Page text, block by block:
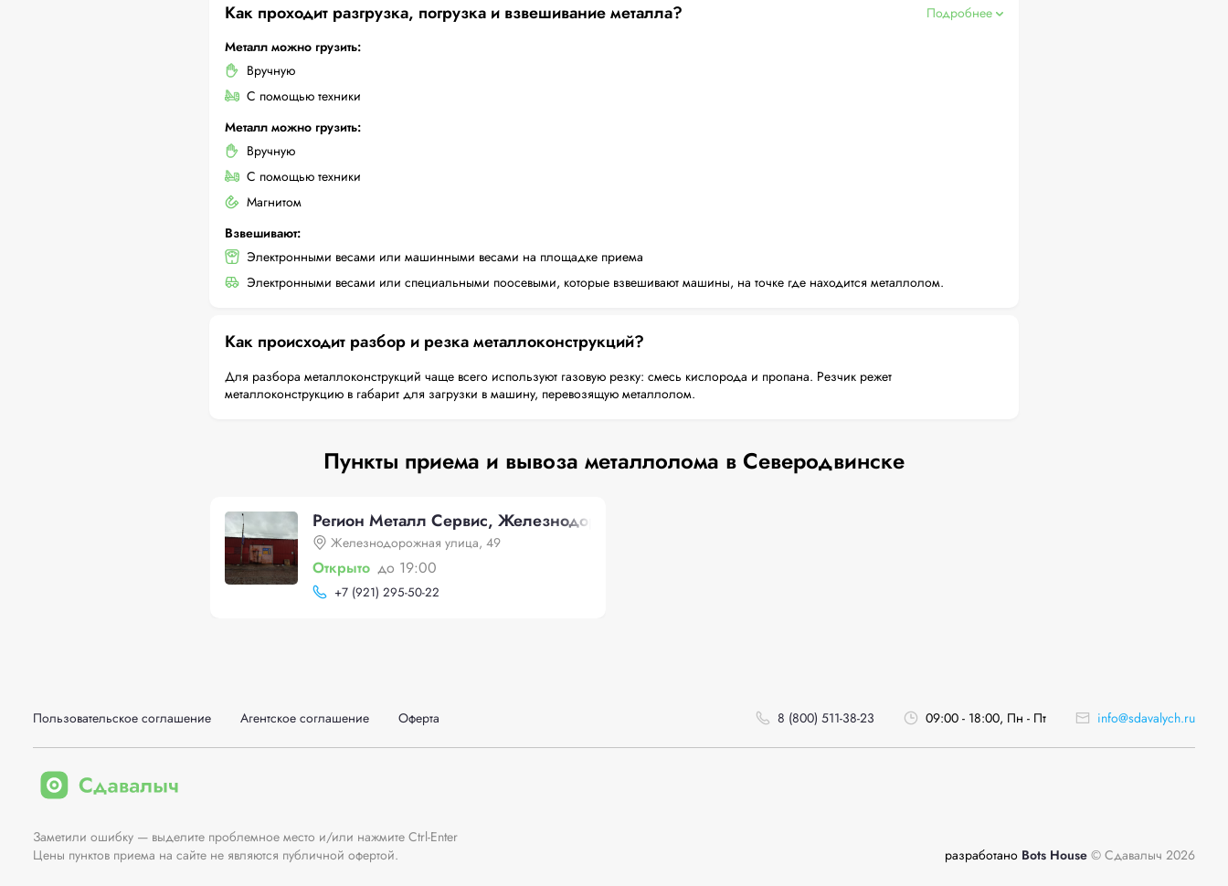
Как проходит разгрузка, погрузка и взвешивание металла?
Подробнее
Металл можно грузить:
Вручную
С помощью техники
Металл можно грузить:
Вручную
С помощью техники
Магнитом
Взвешивают:
Электронными весами или машинными весами на площадке приема
Электронными весами или специальными поосевыми, которые взвешивают машины, на точке где находится металлолом.
Как происходит разбор и резка металлоконструкций?
Для разбора металлоконструкций чаще всего используют газовую резку: смесь кислорода и пропана. Резчик режет
металлоконструкцию в габарит для загрузки в машину, перевозящую металлолом.
Пункты приема и вывоза металлолома в Северодвинске
Регион Металл Сервис, Железнодорожная улица, 49
Железнодорожная улица, 49
Открыто до 19:00
+7 (921) 295-50-22
Пользовательское соглашение Агентское соглашение Оферта 8 (800) 511-38-23 09:00 - 18:00, Пн - Пт info@sdavalych.ru
Заметили ошибку — выделите проблемное место и/или нажмите Ctrl-Enter
Цены пунктов приема на сайте не являются публичной офертой.
разработано Bots House © Сдавалыч 2026